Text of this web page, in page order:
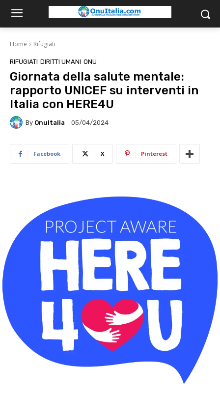
Home Rifugiati
RIFUGIATI DIRITTI UMANI ONU
Giornata della salute mentale:
rapporto UNICEF su interventi in
Italia con HERE4U
By OnuItalia 05/04/2024
Facebook X Pinterest